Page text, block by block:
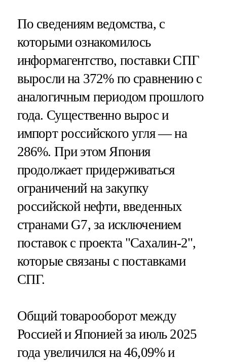
По сведениям ведомства, с
которыми ознакомилось
информагентство, поставки СПГ
выросли на 372% по сравнению с
аналогичным периодом прошлого
года. Существенно вырос и
импорт российского угля — на
286%. При этом Япония
продолжает придерживаться
ограничений на закупку
российской нефти, введенных
странами G7, за исключением
поставок с проекта "Сахалин-2",
которые связаны с поставками
СПГ.
Общий товарооборот между
Россией и Японией за июль 2025
года увеличился на 46,09% и